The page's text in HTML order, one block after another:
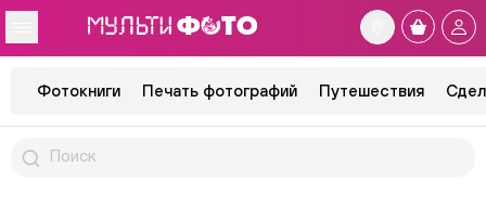
Фотокниги Печать фотографий Путешествия